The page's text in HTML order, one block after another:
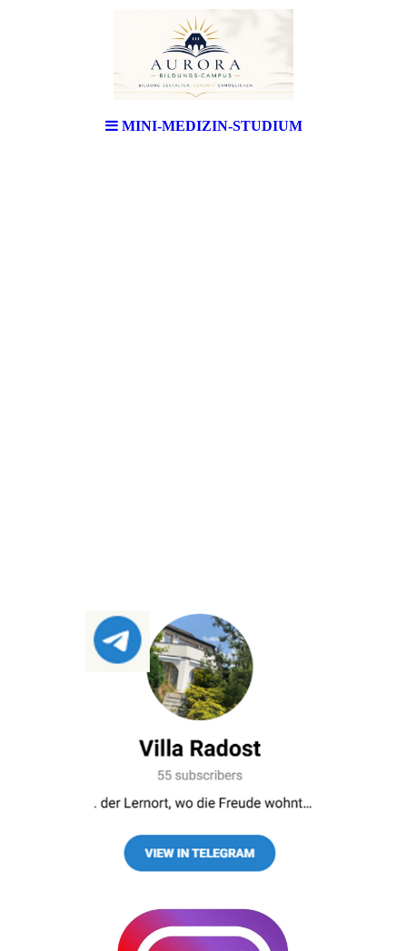
MINI-MEDIZIN-STUDIUM